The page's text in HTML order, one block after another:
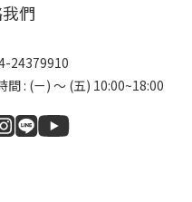
們
24379910
間 : (ㄧ) ～ (五) 10:00~18:00